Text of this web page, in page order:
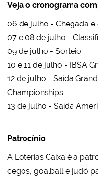
Veja o cronograma
06 de julho - Chegada
07 e 08 de julho -
09 de julho - Sorteio
10 e 11 de julho - IBSA
12 de julho - Saída
Championships
13 de julho - Saída
Patrocínio
A Loterias Caixa é a
cegos, goalball e judô